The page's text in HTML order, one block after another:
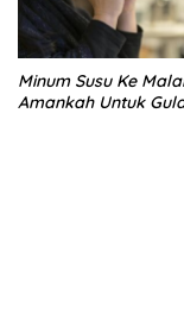
Minum Susu Ke
Amankah Untuk